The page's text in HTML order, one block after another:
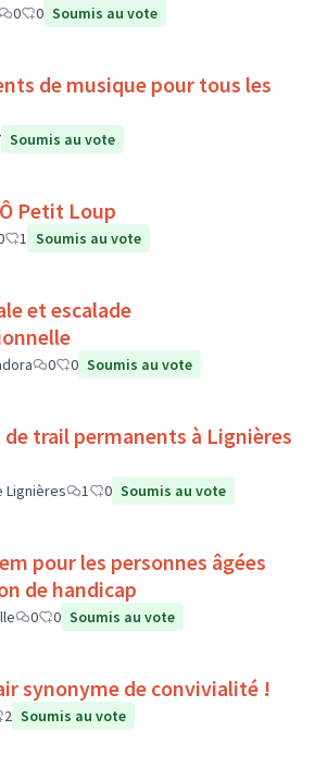
0 0 Soumis au vote
de musique pour tous les
Soumis au vote
Petit Loup
1 Soumis au vote
et escalade
0 0 Soumis au vote
de trail permanents à Lignières
Lignières 1 0 Soumis au vote
pour les personnes âgées
de handicap
0 0 Soumis au vote
synonyme de convivialité !
2 Soumis au vote